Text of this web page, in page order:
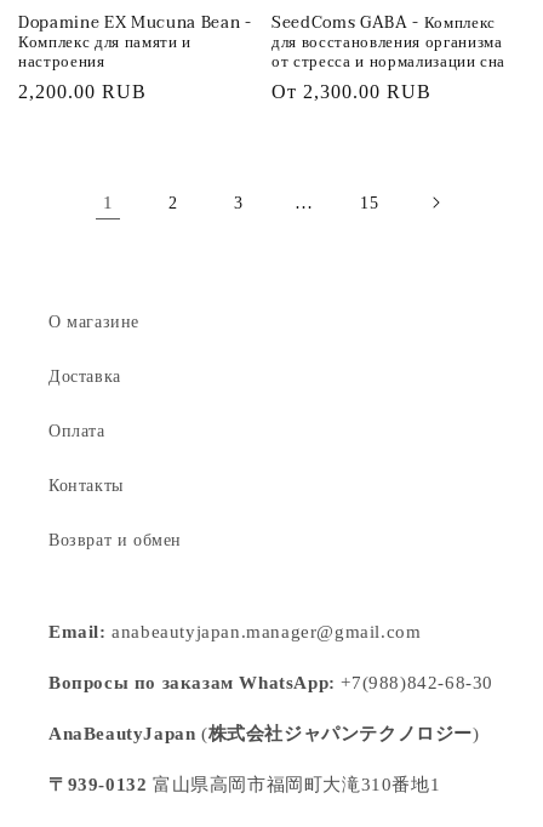
Dopamine EX Mucuna Bean -
Комплекс для памяти и
настроения
Обычная
2,200.00 RUB
SeedComs GABA - Комплекс
для восстановления организма
от стресса и нормализации сна
Обычная
От 2,300.00 RUB
1 2 3 … 15
О магазине
Доставка
Оплата
Контакты
Возврат и обмен
Email:anabeautyjapan.manager@gmail.com
Вопросы по заказам WhatsApp:+7(988)842-68-30
AnaBeautyJapan (株式会社ジャパンテクノロジー)
〒939-0132 富山県高岡市福岡町大滝310番地1